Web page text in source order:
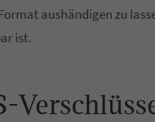
aushändigen zu
ist.